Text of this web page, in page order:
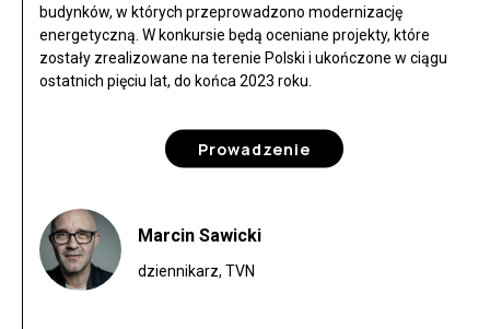
budynków, w których przeprowadzono modernizację
energetyczną. W konkursie będą oceniane projekty, które
zostały zrealizowane na terenie Polski i ukończone w ciągu
ostatnich pięciu lat, do końca 2023 roku.
Prowadzenie
Marcin Sawicki
dziennikarz, TVN